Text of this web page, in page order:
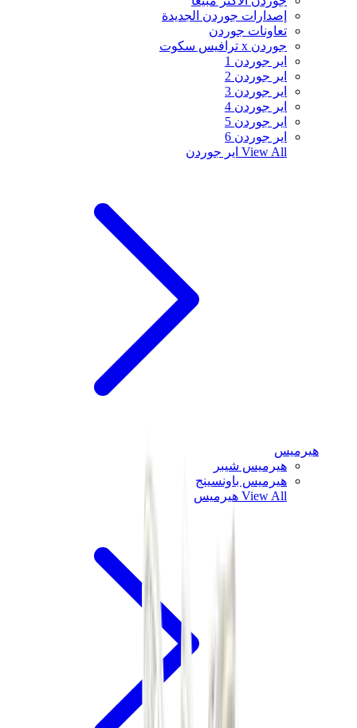
إصدارات جوردن الجديدة
تعاونات جوردن
جوردن x ترافيس سكوت
اير جوردن 1
اير جوردن 2
اير جوردن 3
اير جوردن 4
اير جوردن 5
اير جوردن 6
View All اير جوردن
هيرميس
هيرميس شيبر
هيرميس باونسينج
View All هيرميس